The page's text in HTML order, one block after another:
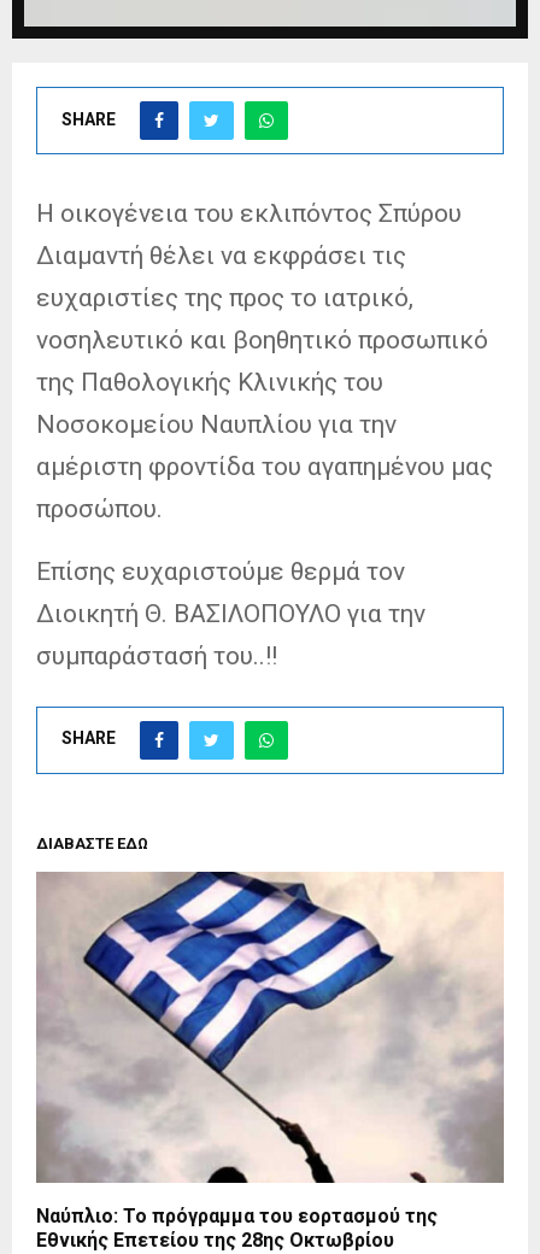
SHARE
Η οικογένεια του εκλιπόντος Σπύρου
Διαμαντή θέλει να εκφράσει τις
ευχαριστίες της προς το ιατρικό,
νοσηλευτικό και βοηθητικό προσωπικό
της Παθολογικής Κλινικής του
Νοσοκομείου Ναυπλίου για την
αμέριστη φροντίδα του αγαπημένου μας
προσώπου.
Επίσης ευχαριστούμε θερμά τον
Διοικητή Θ. ΒΑΣΙΛΟΠΟΥΛΟ για την
συμπαράστασή του..!!
SHARE
ΔΙΑΒΑΣΤΕ ΕΔΩ
Ναύπλιο: Το πρόγραμμα του εορτασμού της
Εθνικής Επετείου της 28ης Οκτωβρίου